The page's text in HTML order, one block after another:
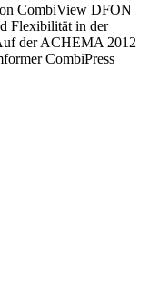
CombiView DFON
Flexibilität in der
der ACHEMA 2012
CombiPress